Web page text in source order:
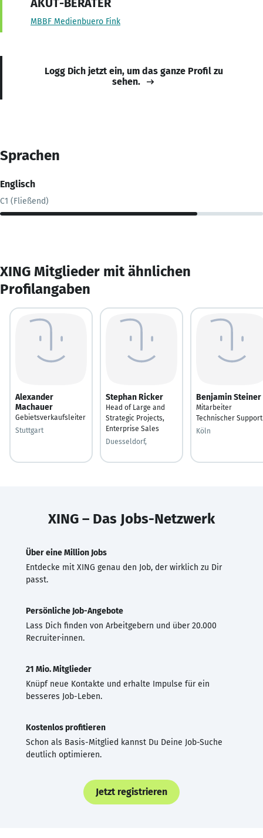
MBBF Medienbuero Fink
Logg Dich jetzt ein, um das ganze Profil zu
sehen.
Sprachen
Englisch
C1 (Fließend)
XING Mitglieder mit ähnlichen
Profilangaben
Alexander
Machauer
Gebietsverkaufsleiter
Stuttgart
Stephan Ricker
Head of Large and
Strategic Projects,
Enterprise Sales
Duesseldorf,
Benjamin Steiner
Mitarbeiter
Technischer Support
Köln
XING – Das Jobs-Netzwerk
Über eine Million Jobs
Entdecke mit XING genau den Job, der wirklich zu Dir
passt.
Persönliche Job-Angebote
Lass Dich finden von Arbeitgebern und über 20.000
Recruiter·innen.
21 Mio. Mitglieder
Knüpf neue Kontakte und erhalte Impulse für ein
besseres Job-Leben.
Kostenlos profitieren
Schon als Basis-Mitglied kannst Du Deine Job-Suche
deutlich optimieren.
Jetzt registrieren